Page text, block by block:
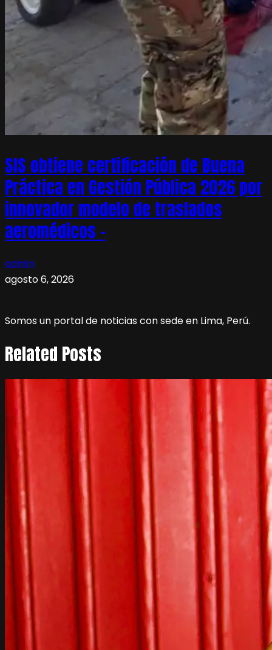
SIS obtiene certificación de Buena
Práctica en Gestión Pública 2026 por
innovador modelo de traslados
aeromédicos –
admin
agosto 6, 2026
Somos un portal de noticias con sede en Lima, Perú.
Related Posts